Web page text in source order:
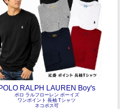
POLO RALPH LAUREN Boy's
ポロ ラルフローレン ボーイズ
ワンポイント 長袖 Tシャツ
ネコポス可